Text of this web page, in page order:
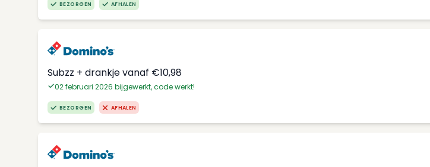
BEZORGEN AFHALEN
Subzz + drankje vanaf €10,98
02 februari 2026 bijgewerkt, code werkt!
BEZORGEN AFHALEN